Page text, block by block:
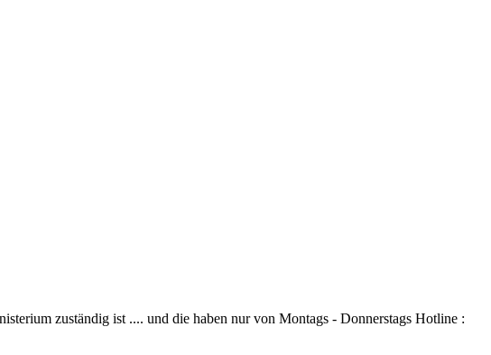
zuständig ist .... und die haben nur von Montags - Donnerstags Hotline :